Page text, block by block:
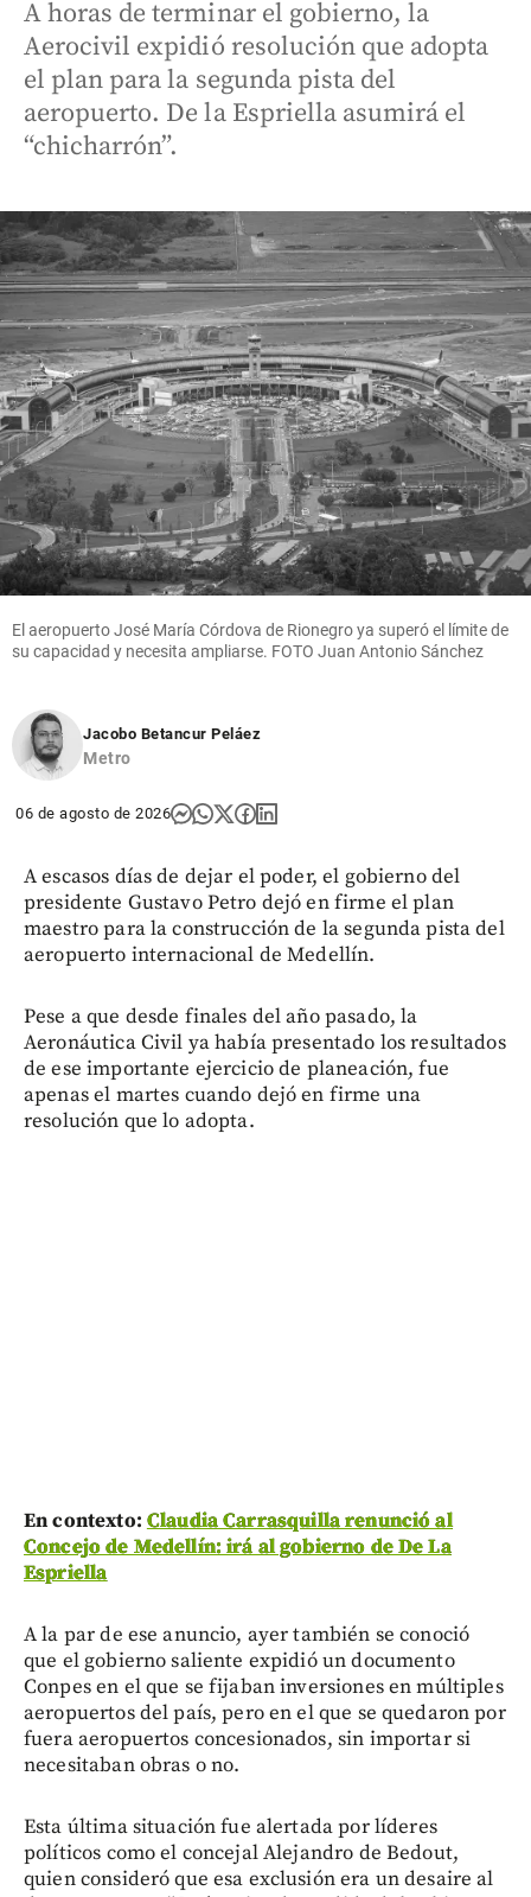
A horas de terminar el gobierno, la
Aerocivil expidió resolución que adopta
el plan para la segunda pista del
aeropuerto. De la Espriella asumirá el
“chicharrón”.
El aeropuerto José María Córdova de Rionegro ya superó el límite de
su capacidad y necesita ampliarse. FOTO Juan Antonio Sánchez
Jacobo Betancur Peláez
Metro
06 de agosto de 2026
A escasos días de dejar el poder, el gobierno del
presidente Gustavo Petro dejó en firme el plan
maestro para la construcción de la segunda pista del
aeropuerto internacional de Medellín.
Pese a que desde finales del año pasado, la
Aeronáutica Civil ya había presentado los resultados
de ese importante ejercicio de planeación, fue
apenas el martes cuando dejó en firme una
resolución que lo adopta.
En contexto: Claudia Carrasquilla renunció al
Concejo de Medellín: irá al gobierno de De La
Espriella
A la par de ese anuncio, ayer también se conoció
que el gobierno saliente expidió un documento
Conpes en el que se fijaban inversiones en múltiples
aeropuertos del país, pero en el que se quedaron por
fuera aeropuertos concesionados, sin importar si
necesitaban obras o no.
Esta última situación fue alertada por líderes
políticos como el concejal Alejandro de Bedout,
quien consideró que esa exclusión era un desaire al